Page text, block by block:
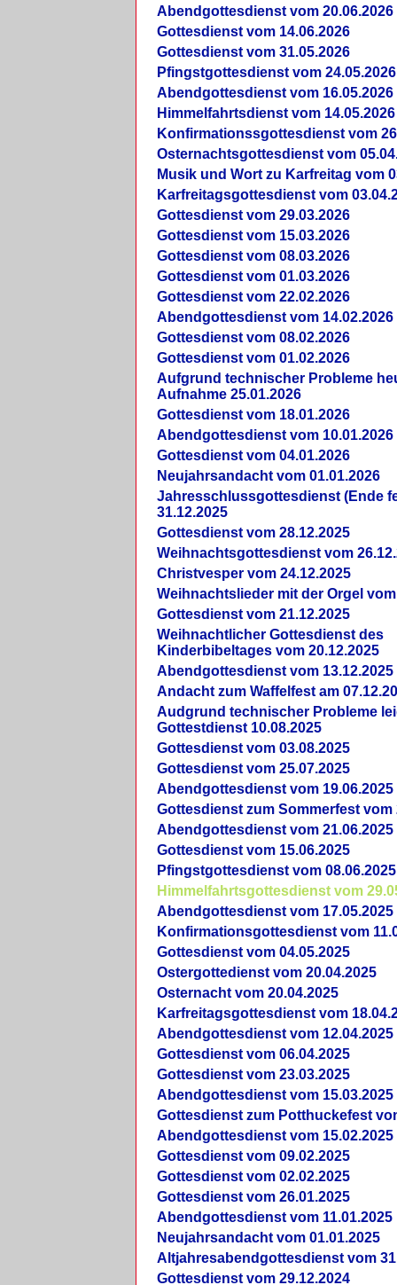
Abendgottesdienst vom 20.06.2026
Gottesdienst vom 14.06.2026
Gottesdienst vom 31.05.2026
Pfingstgottesdienst vom 24.05.2026
Abendgottesdienst vom 16.05.2026
Himmelfahrtsdienst vom 14.05.2026
Konfirmationssgottesdienst vom
Osternachtsgottesdienst vom
Musik und Wort zu Karfreitag vom
Karfreitagsgottesdienst vom
Gottesdienst vom 29.03.2026
Gottesdienst vom 15.03.2026
Gottesdienst vom 08.03.2026
Gottesdienst vom 01.03.2026
Gottesdienst vom 22.02.2026
Abendgottesdienst vom 14.02.2026
Gottesdienst vom 08.02.2026
Gottesdienst vom 01.02.2026
Aufgrund technischer Probleme
Aufnahme 25.01.2026
Gottesdienst vom 18.01.2026
Abendgottesdienst vom 10.01.2026
Gottesdienst vom 04.01.2026
Neujahrsandacht vom 01.01.2026
Jahresschlussgottesdienst (Ende
31.12.2025
Gottesdienst vom 28.12.2025
Weihnachtsgottesdienst vom
Christvesper vom 24.12.2025
Weihnachtslieder mit der Orgel vom
Gottesdienst vom 21.12.2025
Weihnachtlicher Gottesdienst des
Kinderbibeltages vom 20.12.2025
Abendgottesdienst vom 13.12.2025
Andacht zum Waffelfest am
Audgrund technischer Probleme
Gottestdienst 10.08.2025
Gottesdienst vom 03.08.2025
Gottesdienst vom 25.07.2025
Abendgottesdienst vom 19.06.2025
Gottesdienst zum Sommerfest vom
Abendgottesdienst vom 21.06.2025
Gottesdienst vom 15.06.2025
Pfingstgottesdienst vom 08.06.2025
Himmelfahrtsgottesdienst vom
Abendgottesdienst vom 17.05.2025
Konfirmationsgottesdienst vom
Gottesdienst vom 04.05.2025
Ostergottedienst vom 20.04.2025
Osternacht vom 20.04.2025
Karfreitagsgottesdienst vom
Abendgottesdienst vom 12.04.2025
Gottesdienst vom 06.04.2025
Gottesdienst vom 23.03.2025
Abendgottesdienst vom 15.03.2025
Gottesdienst zum Potthuckefest
Abendgottesdienst vom 15.02.2025
Gottesdienst vom 09.02.2025
Gottesdienst vom 02.02.2025
Gottesdienst vom 26.01.2025
Abendgottesdienst vom 11.01.2025
Neujahrsandacht vom 01.01.2025
Altjahresabendgottesdienst vom
Gottesdienst vom 29.12.2024